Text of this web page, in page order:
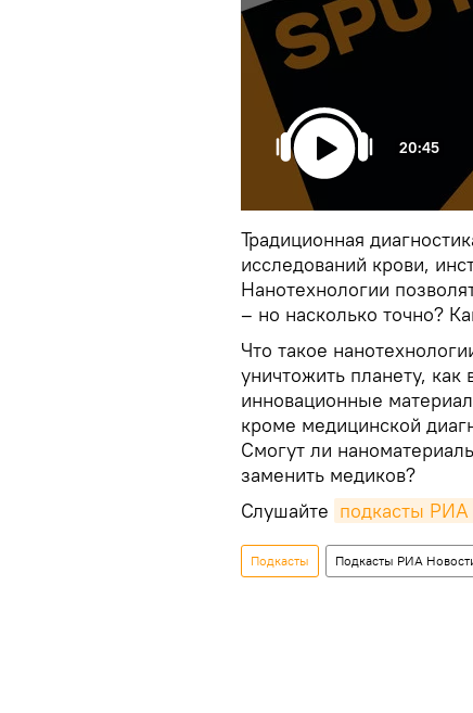
20:45
Традиционная
исследований крови,
Нанотехнологии
– но насколько точно?
Что такое
уничтожить планету,
инновационные
кроме медицинской
Смогут ли
заменить медиков?
Слушайте подкасты РИА
Подкасты Подкасты РИА